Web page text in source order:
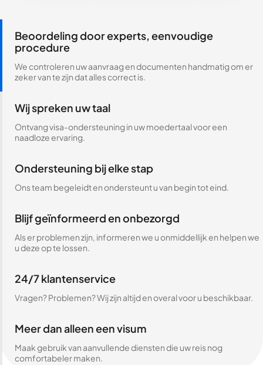
Beoordeling door experts, eenvoudige
procedure
We controleren uw aanvraag en documenten handmatig om er
zeker van te zijn dat alles correct is.
Wij spreken uw taal
Ontvang visa-ondersteuning in uw moedertaal voor een
naadloze ervaring.
Ondersteuning bij elke stap
Ons team begeleidt en ondersteunt u van begin tot eind.
Blijf geïnformeerd en onbezorgd
Als er problemen zijn, informeren we u onmiddellijk en helpen we
u deze op te lossen.
24/7 klantenservice
Vragen? Problemen? Wij zijn altijd en overal voor u beschikbaar.
Meer dan alleen een visum
Maak gebruik van aanvullende diensten die uw reis nog
comfortabeler maken.